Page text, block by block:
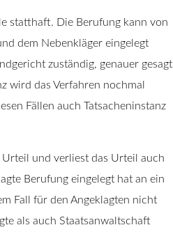
statthaft. Die Berufung kann von
dem Nebenkläger eingelegt
zuständig, genauer gesagt
wird das Verfahren nochmal
Fällen auch Tatsacheninstanz
und verliest das Urteil auch
Berufung eingelegt hat an ein
Fall für den Angeklagten nicht
als auch Staatsanwaltschaft